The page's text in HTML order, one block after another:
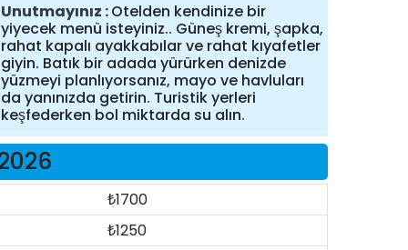
Unutmayınız Otelden kendinize bir
yiyecek menü isteyiniz.. Güneş kremi, şapka,
rahat kapalı ayakkabılar ve rahat kıyafetler
giyin. Batık bir adada yürürken denizde
yüzmeyi planlıyorsanız, mayo ve havluları
da yanınızda getirin. Turistik yerleri
keşfederken bol miktarda su alın.
₺1700
₺1250